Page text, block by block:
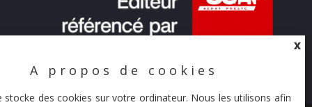
X
A propos de cookies
stocke des cookies sur votre ordinateur. Nous les utilisons afin